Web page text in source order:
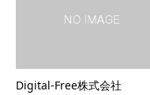
Digital-Free株式会社